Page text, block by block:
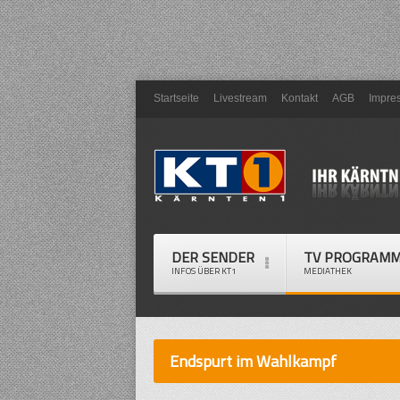
Startseite Livestream Kontakt AGB
DER SENDER
INFOS ÜBER KT1
TV
MEDIATHEK
Endspurt im Wahlkampf